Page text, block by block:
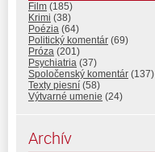
Film (185)
Krimi (38)
Poézia (64)
Politický komentár (69)
Próza (201)
Psychiatria (37)
Spoločenský komentár (137)
Texty piesní (58)
Výtvarné umenie (24)
Archív